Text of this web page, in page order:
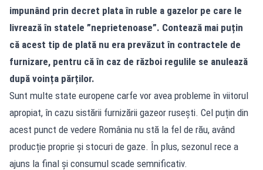
impunând prin decret plata în ruble a gazelor pe care le
livrează în statele ”neprietenoase”. Contează mai puțin
că acest tip de plată nu era prevăzut în contractele de
furnizare, pentru că în caz de război regulile se anulează
după voința părților.
Sunt multe state europene carfe vor avea probleme în viitorul
apropiat, în cazu sistării furnizării gazeor rusești. Cel puțin din
acest punct de vedere România nu stă la fel de rău, având
producție proprie și stocuri de gaze. În plus, sezonul rece a
ajuns la final și consumul scade semnificativ.